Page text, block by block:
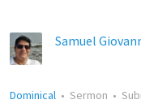
Samuel
Dominical • Sermon •